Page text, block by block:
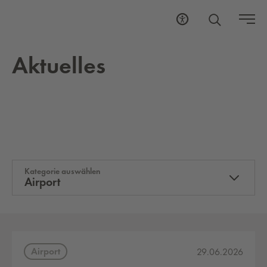
Ak­tu­el­les
Kategorie auswählen
Airport
Airport 29.06.2026